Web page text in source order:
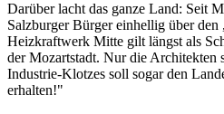
Darüber lacht das ganze Land: Seit
Salzburger Bürger einhellig über
Heizkraftwerk Mitte gilt längst als
der Mozartstadt. Nur die Architekten
Industrie-Klotzes soll sogar den
erhalten!"